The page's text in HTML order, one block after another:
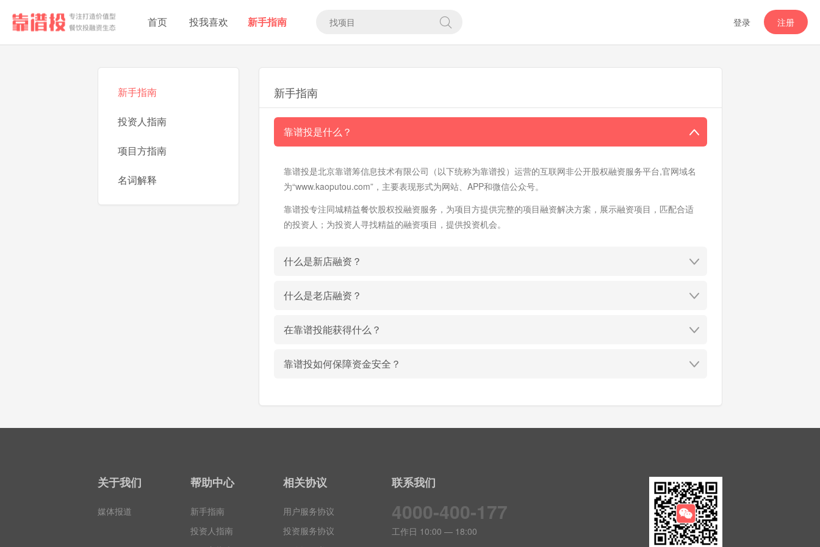
首页 投我喜欢 新手指南 登录 注册
新手指南
投资人指南
项目方指南
名词解释
新手指南
靠谱投是什么？
靠谱投是北京靠谱筹信息技术有限公司（以下统称为靠谱投）运营的互联网非公开股权融资服务平台,官网域名
为“www.kaoputou.com”，主要表现形式为网站、APP和微信公众号。
靠谱投专注同城精益餐饮股权投融资服务，为项目方提供完整的项目融资解决方案，展示融资项目，匹配合适
的投资人；为投资人寻找精益的融资项目，提供投资机会。
什么是新店融资？
什么是老店融资？
在靠谱投能获得什么？
靠谱投如何保障资金安全？
关于我们
媒体报道
帮助中心
新手指南
投资人指南
相关协议
用户服务协议
投资服务协议
联系我们
4000-400-177
工作日 10:00 — 18:00